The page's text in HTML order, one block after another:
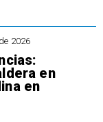
2026
en
en